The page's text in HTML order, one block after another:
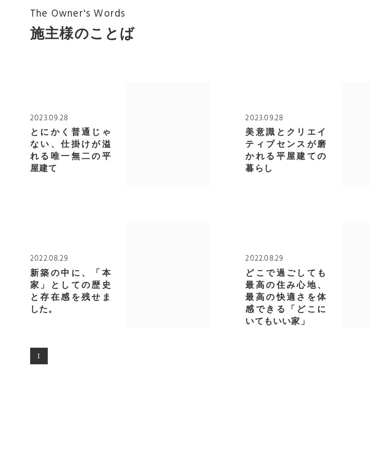
The Owner's Words
施主様のことば
2023.09.28
とにかく普通じゃ
ない、仕掛けが溢
れる唯一無二の平
屋建て
2023.09.28
美意識とクリエイ
ティブセンスが磨
かれる平屋建ての
暮らし
2022.08.29
新築の中に、「本
家」としての歴史
と存在感を残せま
した。
2022.08.29
どこで過ごしても
最高の住み心地、
最高の快適さを体
感できる「どこに
いてもいい家」
1